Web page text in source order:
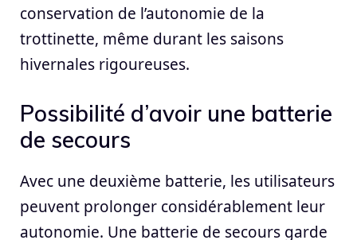
conservation de l’autonomie de la
trottinette, même durant les saisons
hivernales rigoureuses.
Possibilité d’avoir une batterie
de secours
Avec une deuxième batterie, les utilisateurs
peuvent prolonger considérablement leur
autonomie. Une batterie de secours garde